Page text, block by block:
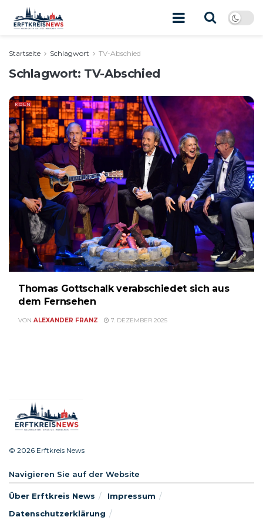
Startseite Schlagwort TV-Abschied
Schlagwort: TV-Abschied
KÖLN
Thomas Gottschalk verabschiedet sich aus
dem Fernsehen
VON ALEXANDER FRANZ 7. DEZEMBER 2025
© 2026 Erftkreis News
Navigieren Sie auf der Website
Über Erftkreis News
Impressum
Datenschutzerklärung